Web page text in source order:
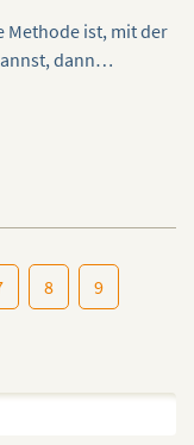
Methode ist, mit der
dann…
8 9